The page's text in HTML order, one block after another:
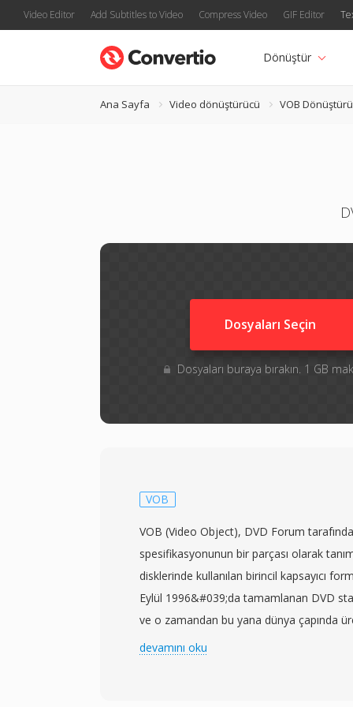
Video Editor Add Subtitles to Video Compress Video GIF Editor
Dönüştür
Ana Sayfa Video dönüştürücü VOB
Dosyaları Seçin
Dosyaları buraya bırakın. 1 GB
VOB
VOB (Video Object), DVD Forum
spesifikasyonunun bir parçası olarak
disklerinde kullanılan birincil kapsayıcı
Eylül 1996&#039;da tamamlanan DVD
ve o zamandan bu yana dünya çapında
diskinde kullanılmıştır. VOB dosyaları,
devamını oku